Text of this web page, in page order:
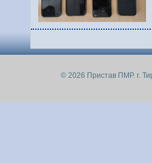
© 2026 Пристав ПМР. г.